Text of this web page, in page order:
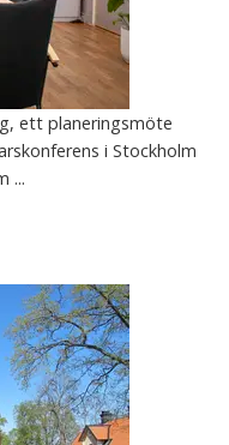
ett planeringsmöte
i Stockholm
...